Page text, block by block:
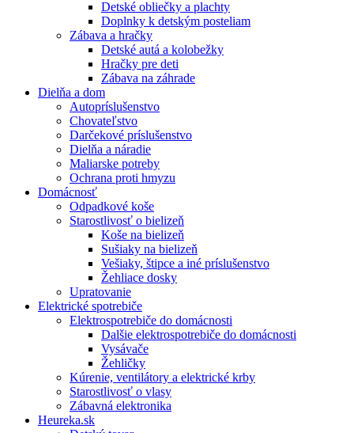
Detské obliečky a plachty
Doplnky k detským posteliam
Zábava a hračky
Detské autá a kolobežky
Hračky pre deti
Zábava na záhrade
Dielňa a dom
Autopríslušenstvo
Chovateľstvo
Darčekové príslušenstvo
Dielňa a náradie
Maliarske potreby
Ochrana proti hmyzu
Domácnosť
Odpadkové koše
Starostlivosť o bielizeň
Koše na bielizeň
Sušiaky na bielizeň
Vešiaky, štipce a iné príslušenstvo
Žehliace dosky
Upratovanie
Elektrické spotrebiče
Elektrospotrebiče do domácnosti
Dalšie elektrospotrebiče do domácnosti
Vysávače
Žehličky
Kúrenie, ventilátory a elektrické krby
Starostlivosť o vlasy
Zábavná elektronika
Heureka.sk